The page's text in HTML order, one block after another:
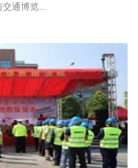
交通博览...